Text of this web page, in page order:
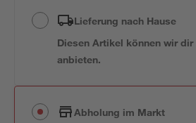
Lieferung nach Hause
Diesen Artikel können wir
anbieten.
Abholung im Markt